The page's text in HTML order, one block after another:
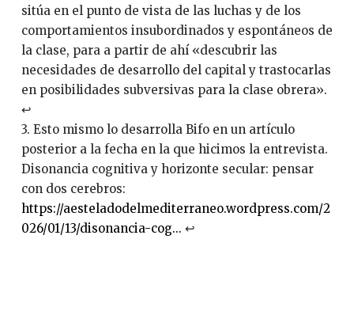
sitúa en el punto de vista de las luchas y de los
comportamientos insubordinados y espontáneos de
la clase, para a partir de ahí «descubrir las
necesidades de desarrollo del capital y trastocarlas
en posibilidades subversivas para la clase obrera».
↩︎
3. Esto mismo lo desarrolla Bifo en un artículo
posterior a la fecha en la que hicimos la entrevista.
Disonancia cognitiva y horizonte secular: pensar
con dos cerebros:
https://aesteladodelmediterraneo.wordpress.com/2
026/01/13/disonancia-cog... ↩︎